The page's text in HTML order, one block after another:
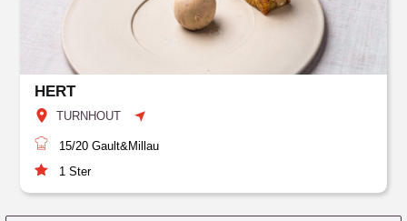
HERT
TURNHOUT
15/20 Gault&Millau
1 Ster